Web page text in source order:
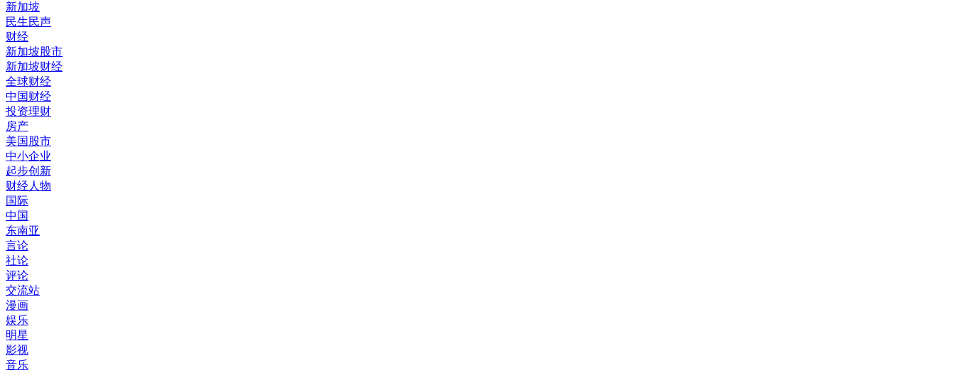
新加坡
民生民声
财经
新加坡股市
新加坡财经
全球财经
中国财经
投资理财
房产
美国股市
中小企业
起步创新
财经人物
国际
中国
东南亚
言论
社论
评论
交流站
漫画
娱乐
明星
影视
音乐